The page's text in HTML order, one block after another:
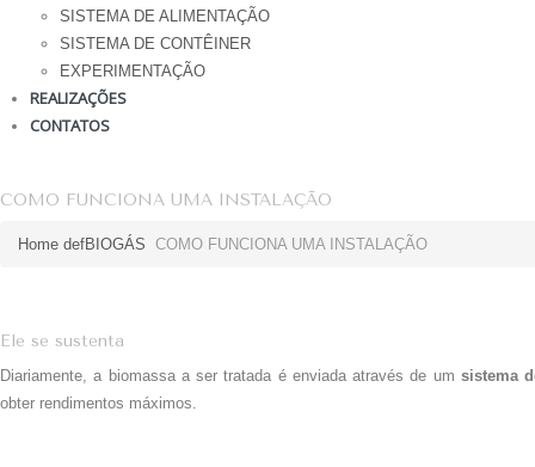
SISTEMA DE ALIMENTAÇÃO
SISTEMA DE CONTÊINER
EXPERIMENTAÇÃO
REALIZAÇÕES
CONTATOS
COMO FUNCIONA UMA INSTALAÇÃO
Home defBIOGÁS COMO FUNCIONA UMA INSTALAÇÃO
Ele se sustenta
Diariamente, a biomassa a ser tratada é enviada através de um sistema
obter rendimentos máximos.